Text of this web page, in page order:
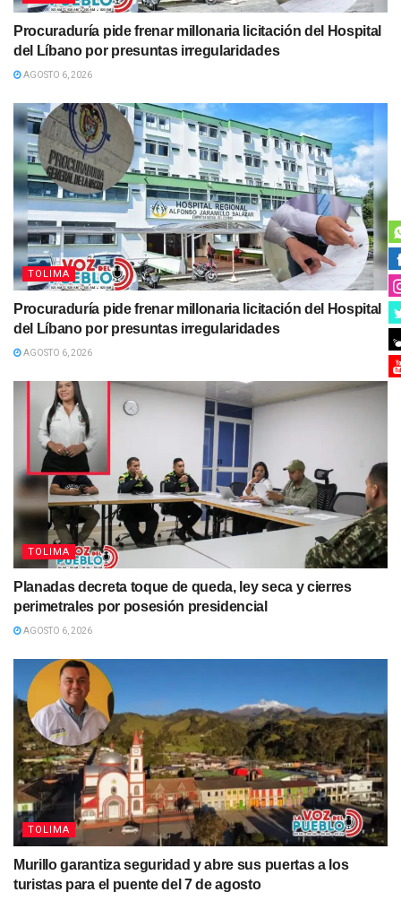
Procuraduría pide frenar millonaria licitación del Hospital
del Líbano por presuntas irregularidades
AGOSTO 6, 2026
TOLIMA
Procuraduría pide frenar millonaria licitación del Hospital
del Líbano por presuntas irregularidades
AGOSTO 6, 2026
TOLIMA
Planadas decreta toque de queda, ley seca y cierres
perimetrales por posesión presidencial
AGOSTO 6, 2026
TOLIMA
Murillo garantiza seguridad y abre sus puertas a los
turistas para el puente del 7 de agosto